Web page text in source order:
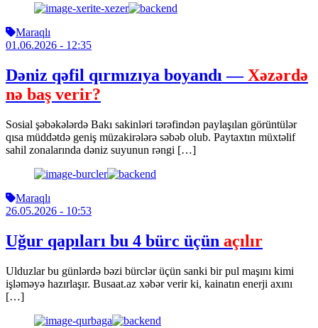
Maraqlı
01.06.2026 - 12:35
Dəniz qəfil qırmızıya boyandı —Xəzərdə
nə baş verir?
Sosial şəbəkələrdə Bakı sakinləri tərəfindən paylaşılan görüntülər
qısa müddətdə geniş müzakirələrə səbəb olub. Paytaxtın müxtəlif
sahil zonalarında dəniz suyunun rəngi […]
Maraqlı
26.05.2026 - 10:53
Uğur qapıları bu 4 bürc üçün açılır
Ulduzlar bu günlərdə bəzi bürclər üçün sanki bir pul maşını kimi
işləməyə hazırlaşır. Busaat.az xəbər verir ki, kainatın enerji axını
[…]